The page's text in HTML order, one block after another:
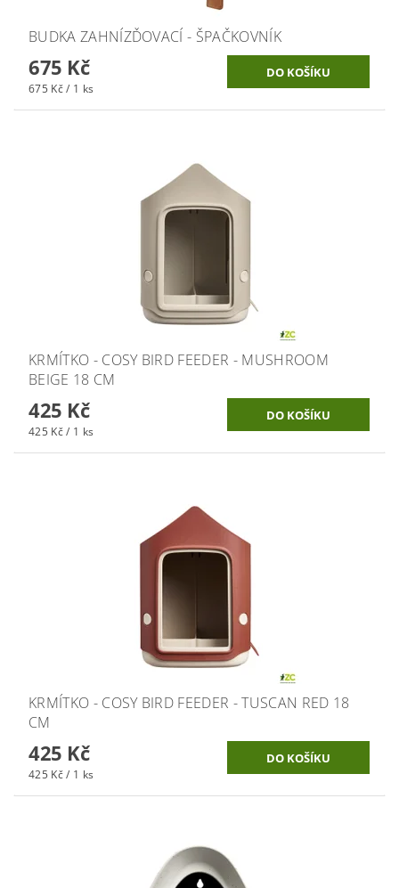
BUDKA ZAHNÍZĎOVACÍ - ŠPAČKOVNÍK
675 Kč
675 Kč / 1 ks
KRMÍTKO - COSY BIRD FEEDER - MUSHROOM
BEIGE 18 CM
425 Kč
425 Kč / 1 ks
KRMÍTKO - COSY BIRD FEEDER - TUSCAN RED 18
CM
425 Kč
425 Kč / 1 ks